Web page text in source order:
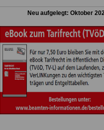
Neu aufgelegt: Oktober